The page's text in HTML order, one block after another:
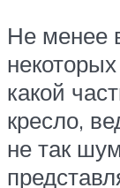
Не менее
какой
кресло,
не так